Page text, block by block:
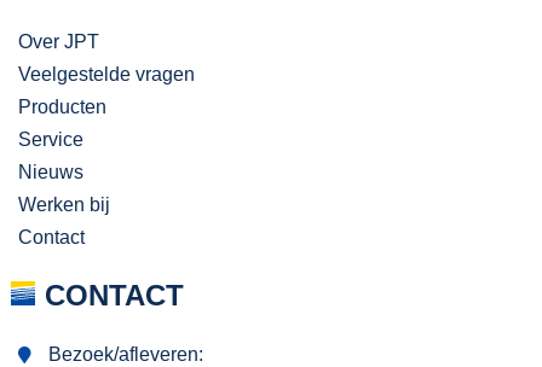
Over JPT
Veelgestelde vragen
Producten
Service
Nieuws
Werken bij
Contact
CONTACT
Bezoek/afleveren: